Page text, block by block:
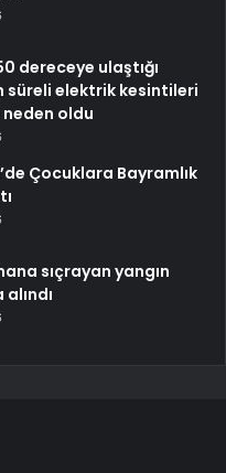
dereceye ulaştığı
süreli elektrik kesintileri
oldu
Çocuklara Bayramlık
sıçrayan yangın